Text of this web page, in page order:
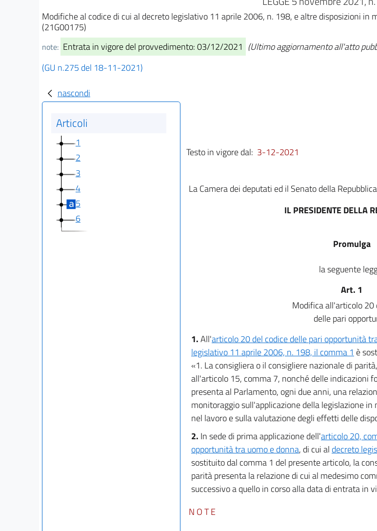
Modifiche al codice di cui al decreto legislativo 11 aprile 2006, n. 198, e altre disposizioni
(21G00175)
note: Entrata in vigore del provvedimento: 03/12/2021 (Ultimo aggiornamento all'atto
(GU n.275 del 18-11-2021)
nascondi
Articoli
1
2
3
4
5
6
Testo in vigore dal: 3-12-2021
La Camera dei deputati ed il Senato della
IL PRESIDENTE DELLA
Promulga
la seguente
Art. 1
Modifica all'articolo 20
delle pari
1.All'articolo 20 del codice delle pari opportunità
legislativo 11 aprile 2006, n. 198, il comma 1 è
«1. La consigliera o il consigliere nazionale di
all'articolo 15, comma 7, nonché delle indicazioni
presenta al Parlamento, ogni due anni, una
monitoraggio sull'applicazione della legislazione
nel lavoro e sulla valutazione degli effetti delle
2. In sede di prima applicazione dell'articolo 20,
opportunità tra uomo e donna, di cui al decreto
sostituito dal comma 1 del presente articolo, la
parità presenta la relazione di cui al medesimo
successivo a quello in corso alla data di entrata in
N O T E